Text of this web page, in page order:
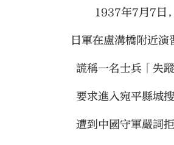
1937年7月7日，
日軍在盧溝橋附近演
謊稱一名士兵「失蹤
要求進入宛平縣城搜
遭到中國守軍嚴詞拒